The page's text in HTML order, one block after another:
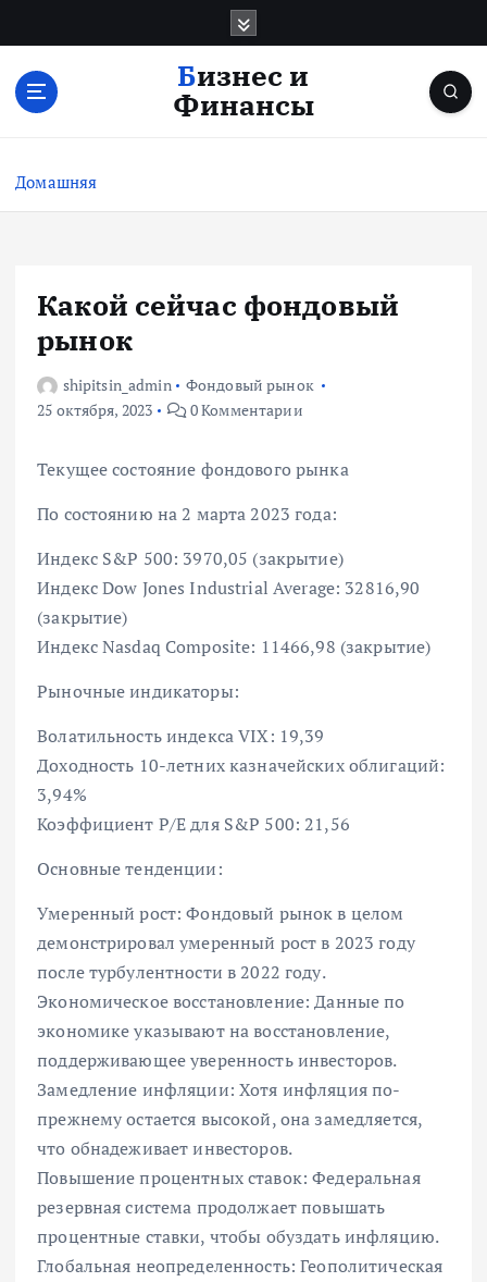
с
Бизнес и
Финансы
Домашняя
Какой сейчас фондовый
рынок
shipitsin_admin
Фондовый рынок
25 октября, 2023
0 Комментарии
Текущее состояние фондового рынка
По состоянию на 2 марта 2023 года:
Индекс S&P 500: 3970,05 (закрытие)
Индекс Dow Jones Industrial Average: 32816,90
(закрытие)
Индекс Nasdaq Composite: 11466,98 (закрытие)
Рыночные индикаторы:
Волатильность индекса VIX: 19,39
Доходность 10-летних казначейских облигаций:
3,94%
Коэффициент P/E для S&P 500: 21,56
Основные тенденции:
Умеренный рост: Фондовый рынок в целом
демонстрировал умеренный рост в 2023 году
после турбулентности в 2022 году.
Экономическое восстановление: Данные по
экономике указывают на восстановление,
поддерживающее уверенность инвесторов.
Замедление инфляции: Хотя инфляция по-
прежнему остается высокой, она замедляется,
что обнадеживает инвесторов.
Повышение процентных ставок: Федеральная
резервная система продолжает повышать
процентные ставки, чтобы обуздать инфляцию.
Глобальная неопределенность: Геополитическая